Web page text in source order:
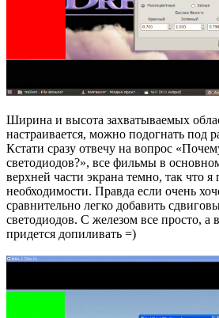
Ширина и высота захватываемых
настраивается, можно подогнать под
Кстати сразу отвечу на вопрос
светодиодов?», все фильмы в
верхней части экрана темно, так что
необходимости. Правда если очень
сравнительно легко добавить
светодиодов. С железом все просто, а
придется допиливать =)